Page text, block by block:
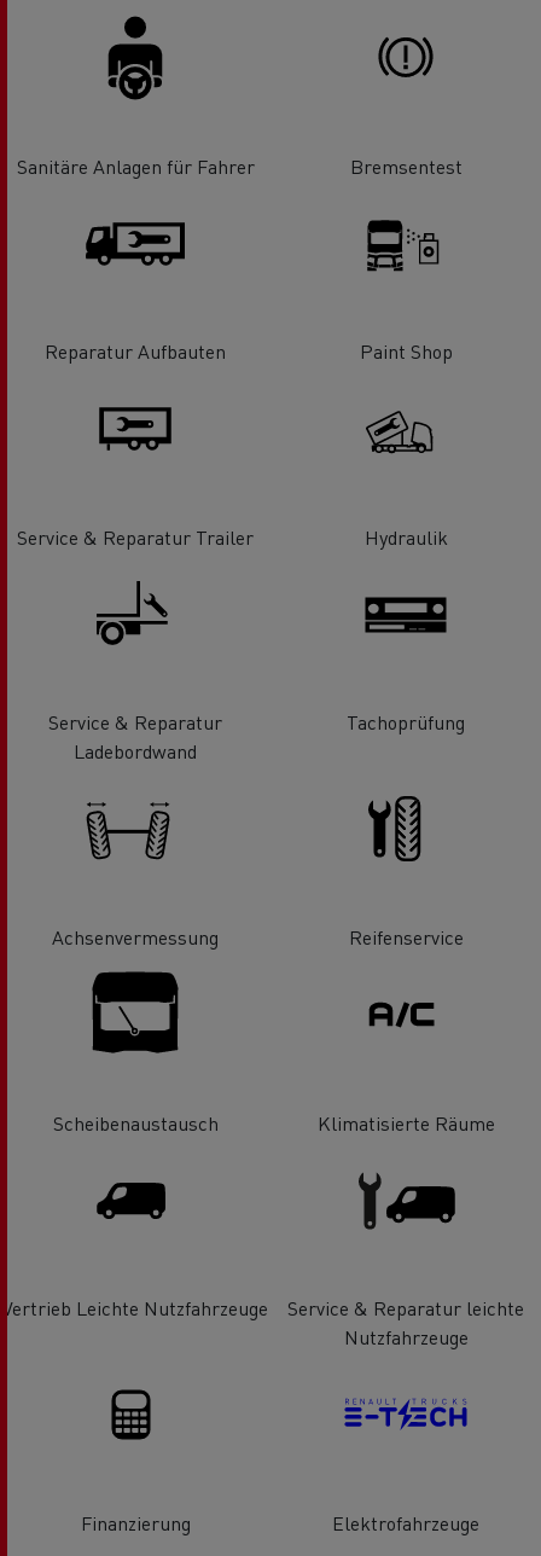
Sanitäre Anlagen für Fahrer Bremsentest
Reparatur Aufbauten Paint Shop
Service & Reparatur Trailer Hydraulik
Service & Reparatur
Ladebordwand
Tachoprüfung
Achsenvermessung Reifenservice
Scheibenaustausch Klimatisierte Räume
Vertrieb Leichte Nutzfahrzeuge
Service & Reparatur leichte
Nutzfahrzeuge
Finanzierung Elektrofahrzeuge